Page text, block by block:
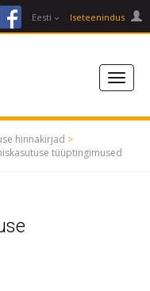
facebookEesti Iseteenindus
hinnakirjad >
tüüptingimused